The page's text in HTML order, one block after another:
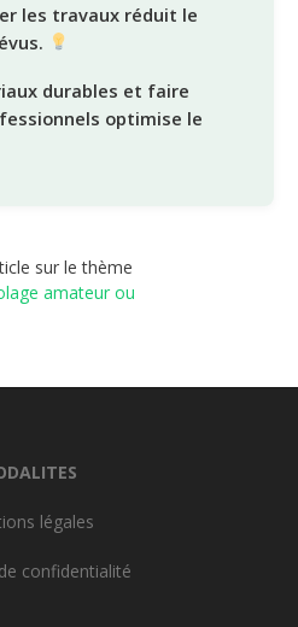
les travaux réduit le
durables et faire
optimise le
sur le thème
amateur ou
légales
confidentialité